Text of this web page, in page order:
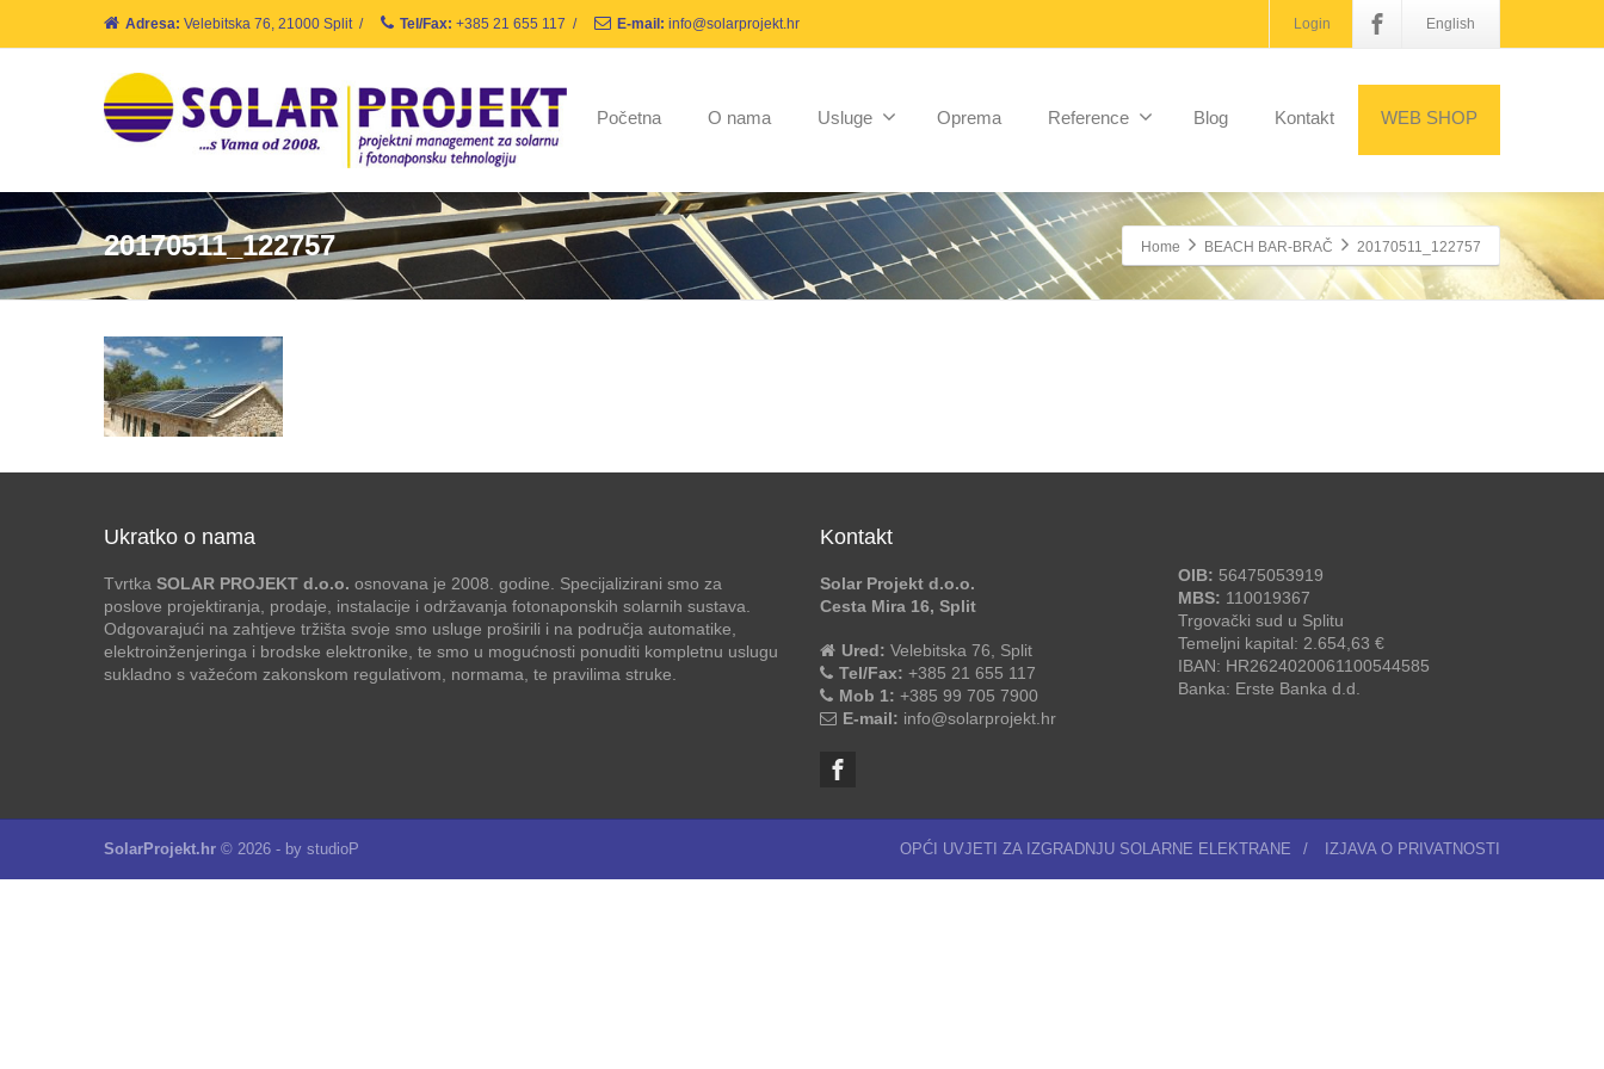
Adresa: Velebitska 76, 21000 Split / Tel/Fax: +385 21 655 117 / E-mail: info@solarprojekt.hr Login English
Početna O nama Usluge Oprema Reference Blog Kontakt WEB SHOP
20170511_122757 Home BEACH BAR-BRAČ 20170511_122757
Ukratko o nama
Tvrtka SOLAR PROJEKT d.o.o. osnovana je 2008. godine. Specijalizirani smo za
poslove projektiranja, prodaje, instalacije i održavanja fotonaponskih solarnih sustava.
Odgovarajući na zahtjeve tržišta svoje smo usluge proširili i na područja automatike,
elektroinženjeringa i brodske elektronike, te smo u mogućnosti ponuditi kompletnu uslugu
sukladno s važećom zakonskom regulativom, normama, te pravilima struke.
Kontakt
Solar Projekt d.o.o.
Cesta Mira 16, Split
Ured: Velebitska 76, Split
Tel/Fax: +385 21 655 117
Mob 1: +385 99 705 7900
E-mail: info@solarprojekt.hr
OIB: 56475053919
MBS: 110019367
Trgovački sud u Splitu
Temeljni kapital: 2.654,63 €
IBAN: HR2624020061100544585
Banka: Erste Banka d.d.
SolarProjekt.hr © 2026 - by studioP OPĆI UVJETI ZA IZGRADNJU SOLARNE ELEKTRANE / IZJAVA O PRIVATNOSTI